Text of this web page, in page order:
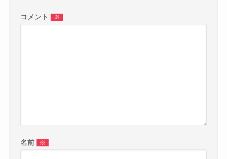
コメント ※
名前 ※